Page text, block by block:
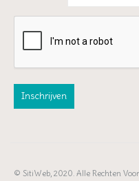
© SitiWeb, 2020. Alle Rechten